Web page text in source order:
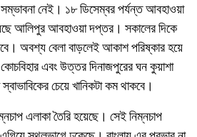
নেই। ১৮ ডিসেম্বর পর্যন্ত আবহাওয়া
আলিপুর আবহাওয়া দপ্তর। সকালের দিকে
অবশ্য বেলা বাড়লেই আকাশ পরিষ্কার হয়ে
কোচবিহার এবং উত্তর দিনাজপুরের ঘন কুয়াশা
চেয়ে খানিকটা কম থাকবে।
এলাকা তৈরি হয়েছে। সেই নিম্নচাপ